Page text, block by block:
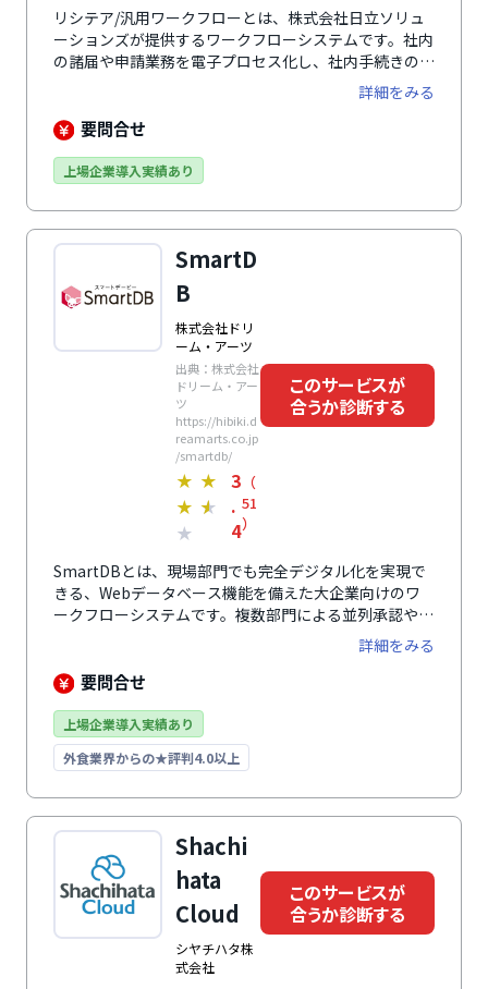
リシテア/汎用ワークフローとは、株式会社日立ソリュ
ーションズが提供するワークフローシステムです。社内
の諸届や申請業務を電子プロセス化し、社内手続きの効
率化・コンプライアンス強化を実現します。電子化によ
る従業員セルフサービスの範囲を広げる効果も。住所変
更や通勤経路変更など、人事系の各種申請書のテンプレ
で自社に合ったフォーマットを作成できます。また、人
助機能として、銀行マスター・郵便番号マスターが準備
されています。郵政公社提供のデータをそのまま取り込
めるので、頻繁に発生する郵便番号変更にもすぐに対応
できます。
詳細をみる
要問合せ
上場企業導入実績あり
SmartD
B
株式会社ドリ
ーム・アーツ
出典：株式会社
ドリーム・アー
ツ
https://hibiki.d
reamarts.co.jp
/smartdb/
★ ★
★ ★
★
3
.
4
（
51
）
このサービスが
合うか診断する
SmartDBとは、現場部門でも完全デジタル化を実現で
きる、Webデータベース機能を備えた大企業向けのワ
ークフローシステムです。複数部門による並列承認や条
件分岐して別のワークフローへ連携する等、大企業の複
雑な稟議・決済の承認ルートも簡単に実現できます。入
力フォームに柔軟性がある一方で権限制御は堅牢性が高
す。承認や操作の履歴も記録し画面から確認ができるの
で、内部統制や監査対策にも有効です。会計システムや
人事システムとの連携はもちろん、APIを使った高度な
化することもできます。
詳細をみる
要問合せ
上場企業導入実績あり
外食業界からの★評判4.0以上
Shachi
hata
Cloud
シヤチハタ株
式会社
このサービスが
合うか診断する